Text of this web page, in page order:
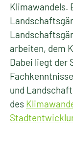
Klimawandels.
arbeiten, dem
Dabei liegt der
und
des